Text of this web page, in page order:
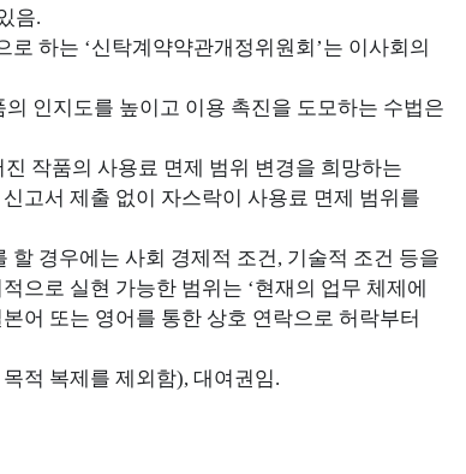
음.
하는 ‘신탁계약약관개정위원회’는 이사회의
인지도를 높이고 이용 촉진을 도모하는 수법은
작품의 사용료 면제 범위 변경을 희망하는
고서 제출 없이 자스락이 사용료 면제 범위를
경우에는 사회 경제적 조건, 기술적 조건 등을
으로 실현 가능한 범위는 ‘현재의 업무 체제에
어 또는 영어를 통한 상호 연락으로 허락부터
적 복제를 제외함), 대여권임.